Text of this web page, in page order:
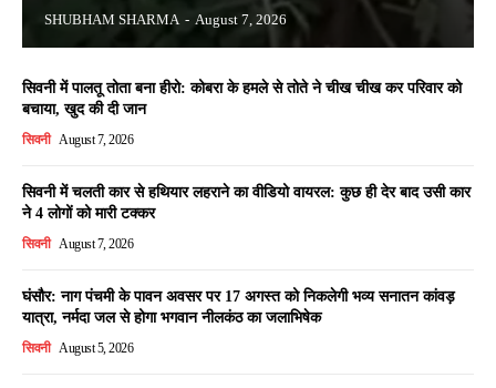
SHUBHAM SHARMA - August 7, 2026
सिवनी में पालतू तोता बना हीरो: कोबरा के हमले से तोते ने चीख चीख कर परिवार को
बचाया, खुद की दी जान
सिवनी August 7, 2026
सिवनी में चलती कार से हथियार लहराने का वीडियो वायरल: कुछ ही देर बाद उसी कार
ने 4 लोगों को मारी टक्कर
सिवनी August 7, 2026
घंसौर: नाग पंचमी के पावन अवसर पर 17 अगस्त को निकलेगी भव्य सनातन कांवड़
यात्रा, नर्मदा जल से होगा भगवान नीलकंठ का जलाभिषेक
सिवनी August 5, 2026